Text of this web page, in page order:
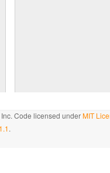
Code licensed underMIT
.